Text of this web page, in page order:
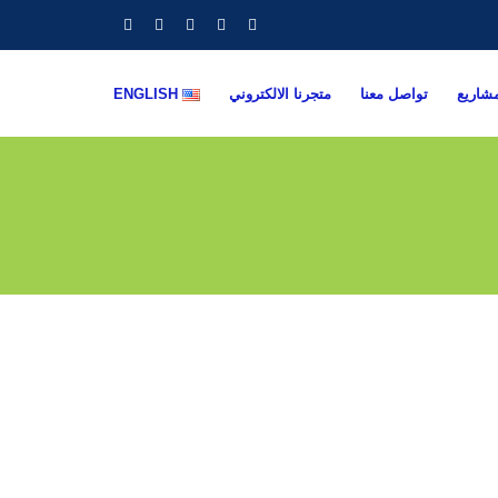
تواصل معنا متجرنا الالكتروني ENGLISH